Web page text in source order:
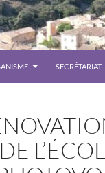
SECRÉTARIAT